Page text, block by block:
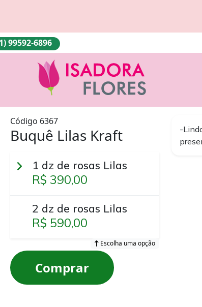
99592-6896
Código 6367
Buquê Lilas Kraft
1 dz de rosas Lilas
R$ 390,00
2 dz de rosas Lilas
R$ 590,00
Escolha uma opção
Comprar
-